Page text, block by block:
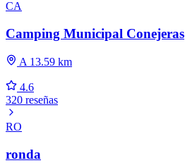
CA
Camping Municipal Conejeras
A 13.59 km
4.6
320 reseñas
RO
ronda